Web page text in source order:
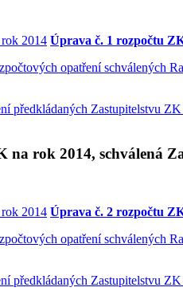
Úprava č. 1 rozpočtu
na rok 2014, schválená
Úprava č. 2 rozpočtu